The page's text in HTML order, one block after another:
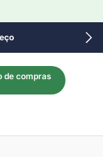
de compras